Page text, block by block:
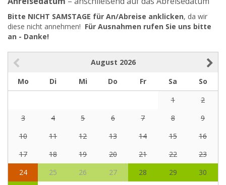
Bitte NICHT SAMSTAGE für An/Abreise anklicken, da wir
diese nicht annehmen! Für Ausnahmen rufen Sie uns bitte
an - Danke!
August 2026
Mo
Di Mi Do Fr Sa
So
1
2
3
4 5 6 7 8
9
10
11 12 13 14 15
16
17
18 19 20 21 22
23
24
25 26 27 28 29
30